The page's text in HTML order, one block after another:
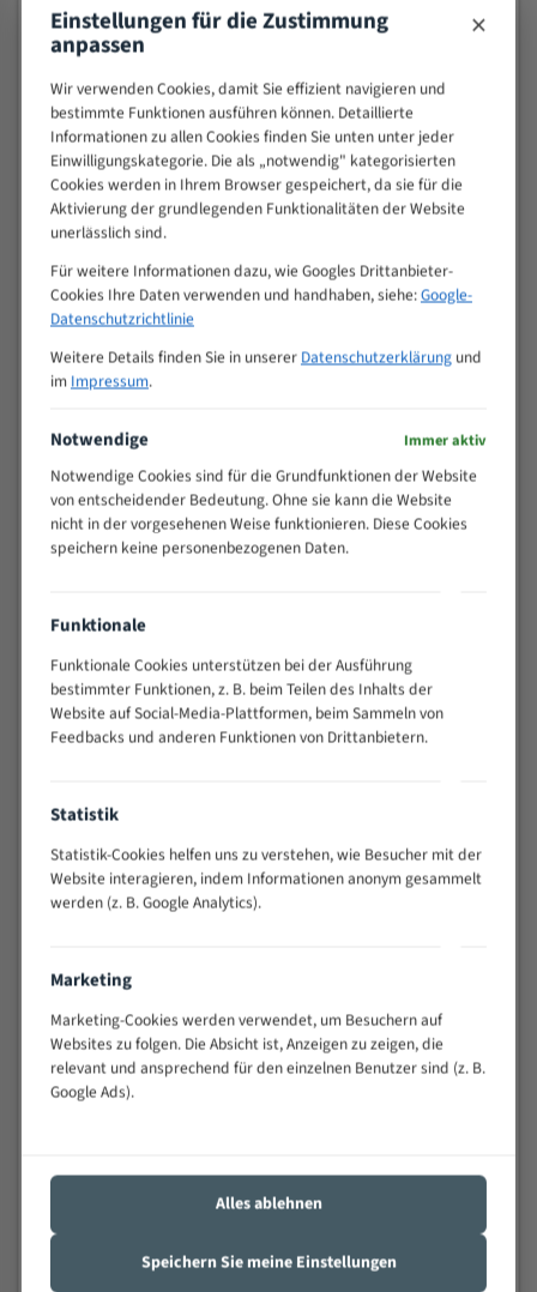
12
8/12 6/10
15
4/6
30
4/5
50
4/5
80
> 100
M (mm)
Zähne pro
Zoll (ZpZ))
>
25
10/14
15 - 40
35 - 70
50 - 120
4/6
80 - 180
3/4
130 -
2/3
450
600
1,1/1,6
> 500
0,75/1,25
Vorteile:
Anwendungen
Widerstandsfähig gegen Zahnbruch auch bei
schwierigen Werkstücken (Materialmischung,
wechselnde Verbindungslängen)
Technische Beschreibung:
Positiver Spanwinkel
Bandkörper aus hochlegiertem Federstahl
Spezielle Zahngeometrie und Zahnteilung
Einstellungen für die Zustimmung
anpassen ×
Wir verwenden Cookies, damit Sie effizient navigieren und
bestimmte Funktionen ausführen können. Detaillierte
Informationen zu allen Cookies finden Sie unten unter jeder
Einwilligungskategorie. Die als „notwendig" kategorisierten
Cookies werden in Ihrem Browser gespeichert, da sie für die
Aktivierung der grundlegenden Funktionalitäten der Website
unerlässlich sind.
Für weitere Informationen dazu, wie Googles Drittanbieter-
Cookies Ihre Daten verwenden und handhaben, siehe:Google-
Datenschutzrichtlinie
Weitere Details finden Sie in unserer Datenschutzerklärungund
im Impressum.
Notwendige Immer aktiv
Notwendige Cookies sind für die Grundfunktionen der Website
von entscheidender Bedeutung. Ohne sie kann die Website
nicht in der vorgesehenen Weise funktionieren. Diese Cookies
speichern keine personenbezogenen Daten.
Funktionale
Funktionale Cookies unterstützen bei der Ausführung
bestimmter Funktionen, z. B. beim Teilen des Inhalts der
Website auf Social-Media-Plattformen, beim Sammeln von
Feedbacks und anderen Funktionen von Drittanbietern.
Statistik
Statistik-Cookies helfen uns zu verstehen, wie Besucher mit der
Website interagieren, indem Informationen anonym gesammelt
werden (z. B. Google Analytics).
Marketing
Marketing-Cookies werden verwendet, um Besuchern auf
Websites zu folgen. Die Absicht ist, Anzeigen zu zeigen, die
relevant und ansprechend für den einzelnen Benutzer sind (z. B.
Google Ads).
Alles ablehnen
Speichern Sie meine Einstellungen